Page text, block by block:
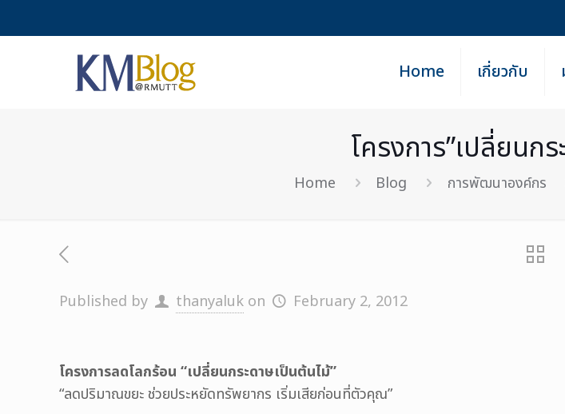
Home เกี่ยวกับ
โครงการ”เปลี่ยนก
Home Blog การพัฒนาองค์กร
Published by thanyaluk on February 2, 2012
โครงการลดโลกร้อน “เปลี่ยนกระดาษเป็นต้นไม้”
“ลดปริมาณขยะ ช่วยประหยัดทรัพยากร เริ่มเสียก่อนที่ตัวคุณ”